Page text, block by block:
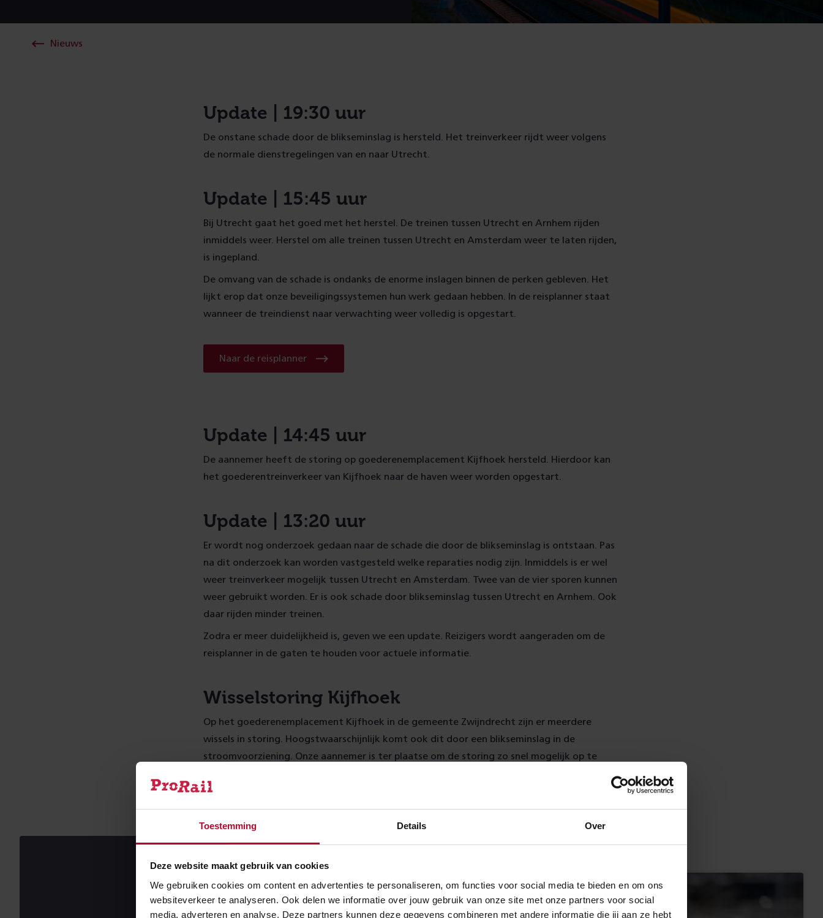
Toestemming Details Over
Deze website maakt gebruik van cookies
We gebruiken cookies om content en advertenties te personaliseren, om functies voor social media te bieden en om ons
websiteverkeer te analyseren. Ook delen we informatie over jouw gebruik van onze site met onze partners voor social
media, adverteren en analyse. Deze partners kunnen deze gegevens combineren met andere informatie die jij aan ze hebt
Nieuws
Update | 19:30 uur
De onstane schade door de blikseminslag is hersteld. Het treinverkeer rijdt weer volgens
de normale dienstregelingen van en naar Utrecht.
Update | 15:45 uur
Bij Utrecht gaat het goed met het herstel. De treinen tussen Utrecht en Arnhem rijden
inmiddels weer. Herstel om alle treinen tussen Utrecht en Amsterdam weer te laten rijden,
is ingepland.
De omvang van de schade is ondanks de enorme inslagen binnen de perken gebleven. Het
lijkt erop dat onze beveiligingssystemen hun werk gedaan hebben. In de reisplanner staat
wanneer de treindienst naar verwachting weer volledig is opgestart.
Naar de reisplannerNaar
Update | 14:45 uur
De aannemer heeft de storing op goederenemplacement Kijfhoek hersteld. Hierdoor kan
het goederentreinverkeer van Kijfhoek naar de haven weer worden opgestart.
Update | 13:20 uur
Er wordt nog onderzoek gedaan naar de schade die door de blikseminslag is ontstaan. Pas
na dit onderzoek kan worden vastgesteld welke reparaties nodig zijn. Inmiddels is er wel
weer treinverkeer mogelijk tussen Utrecht en Amsterdam. Twee van de vier sporen kunnen
weer gebruikt worden. Er is ook schade door blikseminslag tussen Utrecht en Arnhem. Ook
daar rijden minder treinen.
Zodra er meer duidelijkheid is, geven we een update. Reizigers wordt aangeraden om de
reisplanner in de gaten te houden voor actuele informatie.
Wisselstoring Kijfhoek
Op het goederenemplacement Kijfhoek in de gemeente Zwijndrecht zijn er meerdere
wissels in storing. Hoogstwaarschijnlijk komt ook dit door een blikseminslag in de
stroomvoorziening. Onze aannemer is ter plaatse om de storing zo snel mogelijk op te
Rotterdamse haven.